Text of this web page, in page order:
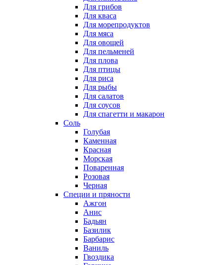
Для грибов
Для кваса
Для морепродуктов
Для мяса
Для овощей
Для пельменей
Для плова
Для птицы
Для риса
Для рыбы
Для салатов
Для соусов
Для спагетти и макарон
Соль
Голубая
Каменная
Красная
Морская
Поваренная
Розовая
Черная
Специи и пряности
Ажгон
Анис
Бадьян
Базилик
Барбарис
Ваниль
Гвоздика